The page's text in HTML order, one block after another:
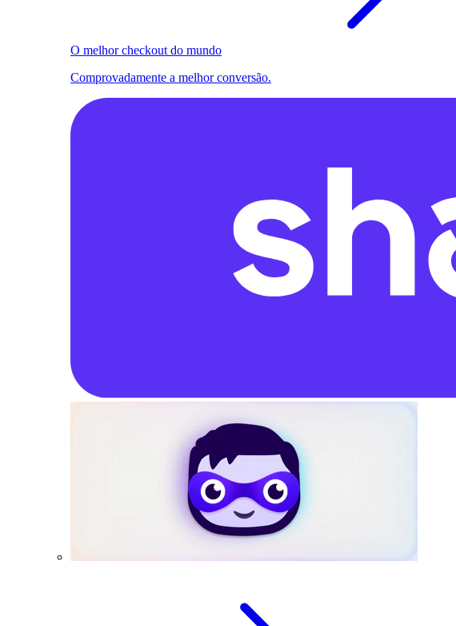
O melhor checkout do mundo
Comprovadamente a melhor conversão.